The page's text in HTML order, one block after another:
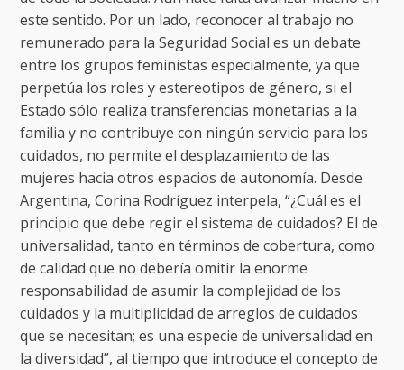
este sentido. Por un lado, reconocer al trabajo no
remunerado para la Seguridad Social es un debate
entre los grupos feministas especialmente, ya que
perpetúa los roles y estereotipos de género, si el
Estado sólo realiza transferencias monetarias a la
familia y no contribuye con ningún servicio para los
cuidados, no permite el desplazamiento de las
mujeres hacia otros espacios de autonomía. Desde
Argentina, Corina Rodríguez interpela, “¿Cuál es el
principio que debe regir el sistema de cuidados? El de
universalidad, tanto en términos de cobertura, como
de calidad que no debería omitir la enorme
responsabilidad de asumir la complejidad de los
cuidados y la multiplicidad de arreglos de cuidados
que se necesitan; es una especie de universalidad en
la diversidad”, al tiempo que introduce el concepto de